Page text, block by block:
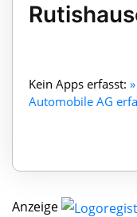
Kein Apps erfasst:
Automobile AG
Anzeige